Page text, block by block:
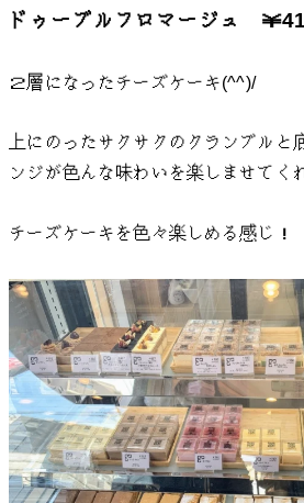
ドゥーブルフロマージュ ￥
２層になったチーズケーキ(^^)/
上にのったサクサクのクランブルと
ンジが色んな味わいを楽しませてく
チーズケーキを色々楽しめる感じ！